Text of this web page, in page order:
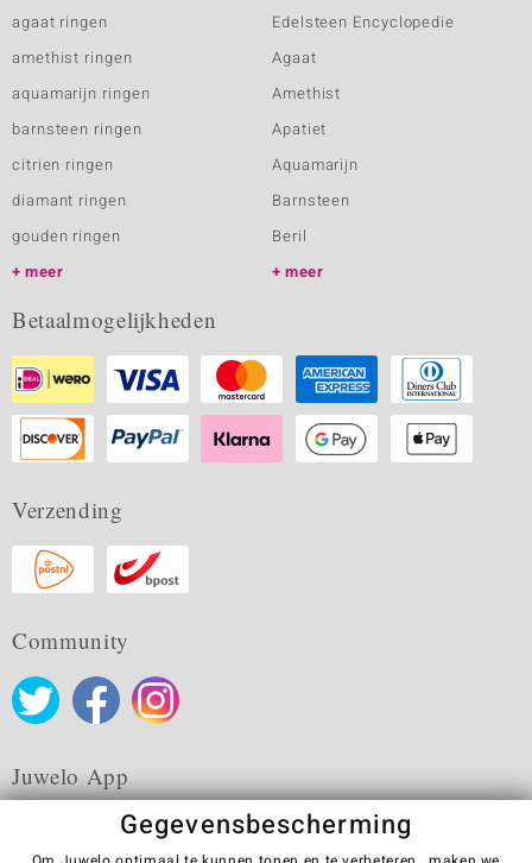
agaat ringen
amethist ringen
aquamarijn ringen
barnsteen ringen
citrien ringen
diamant ringen
gouden ringen
meer
Edelsteen Encyclopedie
Agaat
Amethist
Apatiet
Aquamarijn
Barnsteen
Beril
meer
Betaalmogelijkheden
Verzending
Community
Juwelo App
Gegevensbescherming